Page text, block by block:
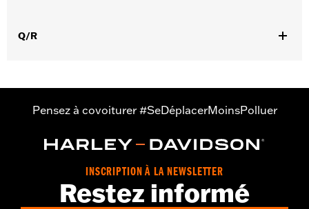
NOTES:
Requires separate purchase of model-specific Wheel
Q/R
Pensez à covoiturer #SeDéplacerMoinsPolluer
INSCRIPTION À LA NEWSLETTER
Restez informé